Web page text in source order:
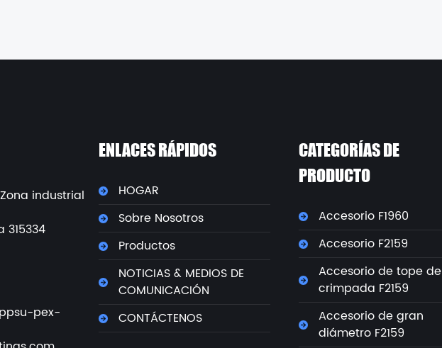
industrial
315334
pex-
ENLACES RÁPIDOS
HOGAR
Sobre Nosotros
Productos
NOTICIAS & MEDIOS DE
COMUNICACIÓN
CONTÁCTENOS
CATEGORÍAS DE
PRODUCTO
Accesorio F1960
Accesorio F2159
Accesorio de tope de
crimpada F2159
Accesorio de gran
diámetro F2159